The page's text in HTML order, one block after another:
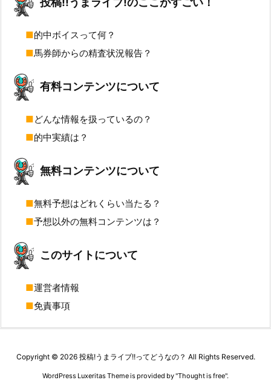
的中ボイスって何？
馬券師からの精査状況報告？
有料コンテンツについて
どんな情報を扱っているの？
的中実績は？
無料コンテンツについて
無料予想はどれくらい当たる？
予想以外の無料コンテンツは？
このサイトについて
運営者情報
免責事項
Copyright © 2026 投稿!うまライブ!!ってどうなの？ All Rights Reserved.
WordPress Luxeritas Theme is provided by "Thought is free".